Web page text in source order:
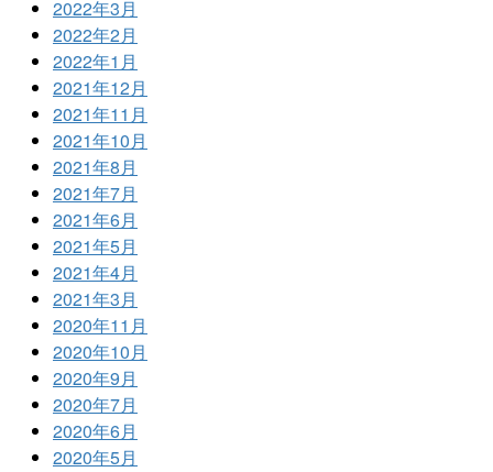
2022年3月
2022年2月
2022年1月
2021年12月
2021年11月
2021年10月
2021年8月
2021年7月
2021年6月
2021年5月
2021年4月
2021年3月
2020年11月
2020年10月
2020年9月
2020年7月
2020年6月
2020年5月